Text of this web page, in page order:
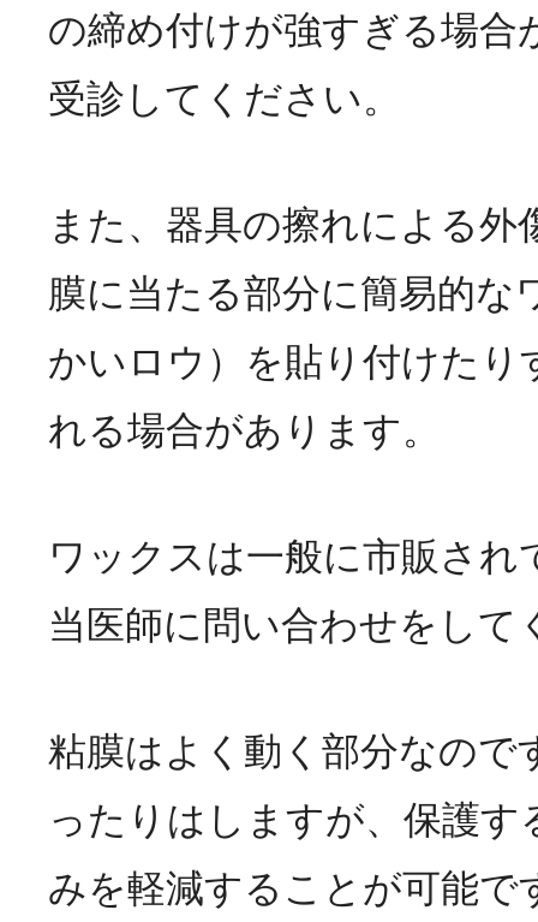
の締め付けが強すぎる場合
受診してください。
また、器具の擦れによる外
膜に当たる部分に簡易的な
かいロウ）を貼り付けたり
れる場合があります。
ワックスは一般に市販され
当医師に問い合わせをして
粘膜はよく動く部分なので
ったりはしますが、保護す
みを軽減することが可能で